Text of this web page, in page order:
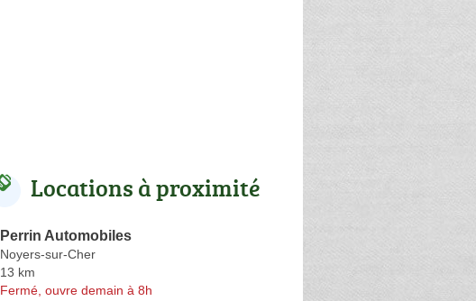
Locations à proximité
Perrin Automobiles
Noyers-sur-Cher
13 km
Fermé, ouvre demain à 8h